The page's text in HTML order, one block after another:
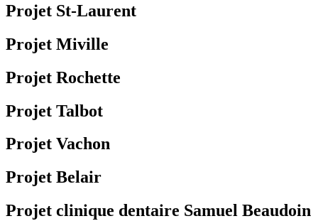
Projet St-Laurent
Projet Miville
Projet Rochette
Projet Talbot
Projet Vachon
Projet Belair
Projet clinique dentaire Samuel Beaudoin